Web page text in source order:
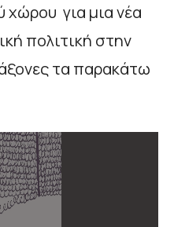
χώρου για μια νέα
πολιτική στην
τα παρακάτω